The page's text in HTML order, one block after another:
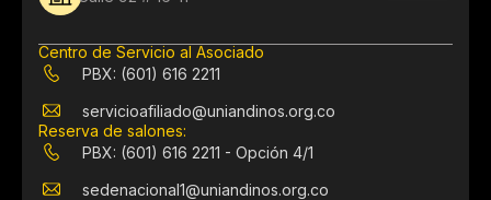
Centro de Servicio al Asociado
PBX: (601) 616 2211
servicioafiliado@uniandinos.org.co
Reserva de salones:
PBX: (601) 616 2211 - Opción 4/1
sedenacional1@uniandinos.org.co